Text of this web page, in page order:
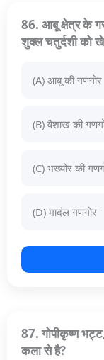
86. आबू क्षेत्र के
शुक्ल चतुर्दशी को
(A) आबू की गणगोर
(B) वैशाख की
(C) भख्योर की
(D) मादंल गणगोर
87. गोपीकृष्ण
कला से है?